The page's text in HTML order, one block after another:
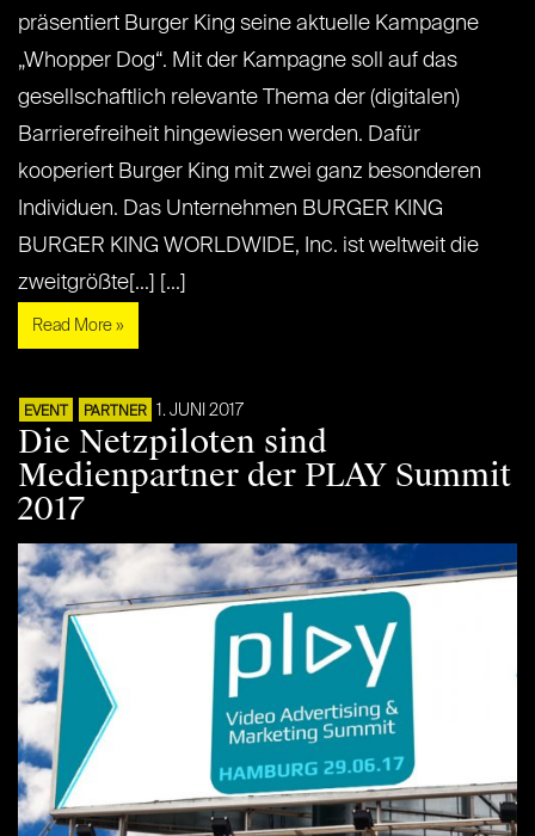
präsentiert Burger King seine aktuelle Kampagne
„Whopper Dog“. Mit der Kampagne soll auf das
gesellschaftlich relevante Thema der (digitalen)
Barrierefreiheit hingewiesen werden. Dafür
kooperiert Burger King mit zwei ganz besonderen
Individuen. Das Unternehmen BURGER KING
BURGER KING WORLDWIDE, Inc. ist weltweit die
zweitgrößte[...] [...]
Read More »
EVENT PARTNER 1. JUNI 2017
Die Netzpiloten sind
Medienpartner der PLAY Summit
2017